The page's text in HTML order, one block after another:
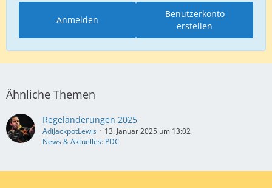
Benutzerkonto
erstellen
Anmelden
Ähnliche Themen
Regeländerungen 2025
AdiJackpotLewis
13. Januar 2025 um 13:02
News & Aktuelles: PDC